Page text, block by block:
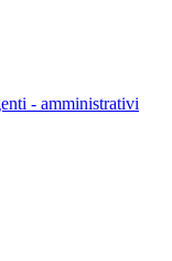
- amministrativi